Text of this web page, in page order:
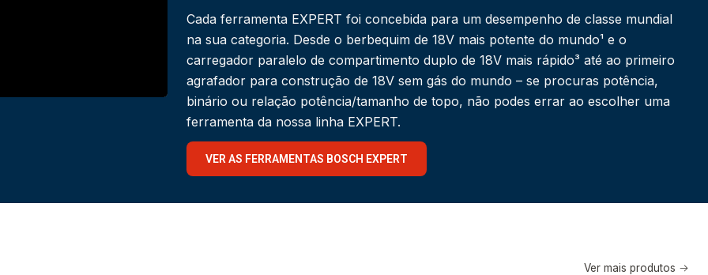
Cada ferramenta EXPERT foi concebida para um desempenho de classe mundial
na sua categoria. Desde o berbequim de 18V mais potente do mundo¹ e o
carregador paralelo de compartimento duplo de 18V mais rápido³ até ao primeiro
agrafador para construção de 18V sem gás do mundo – se procuras potência,
binário ou relação potência/tamanho de topo, não podes errar ao escolher uma
ferramenta da nossa linha EXPERT.
VER AS FERRAMENTAS BOSCH EXPERT
Ver mais produtos